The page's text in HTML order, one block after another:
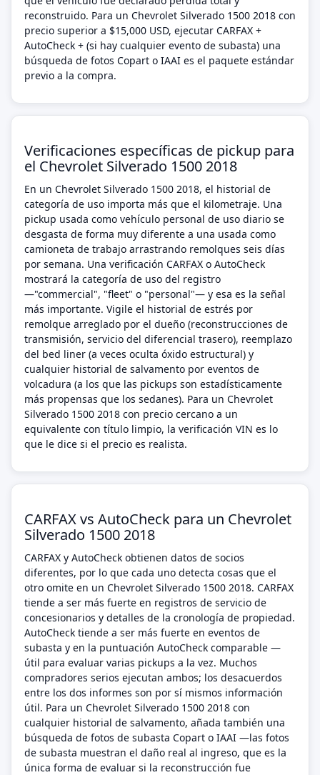
reconstruido. Para un Chevrolet Silverado 1500 2018 con
precio superior a $15,000 USD, ejecutar CARFAX +
AutoCheck + (si hay cualquier evento de subasta) una
búsqueda de fotos Copart o IAAI es el paquete estándar
previo a la compra.
Verificaciones específicas de pickup para
el Chevrolet Silverado 1500 2018
En un Chevrolet Silverado 1500 2018, el historial de
categoría de uso importa más que el kilometraje. Una
pickup usada como vehículo personal de uso diario se
desgasta de forma muy diferente a una usada como
camioneta de trabajo arrastrando remolques seis días
por semana. Una verificación CARFAX o AutoCheck
mostrará la categoría de uso del registro
—"commercial", "fleet" o "personal"— y esa es la señal
más importante. Vigile el historial de estrés por
remolque arreglado por el dueño (reconstrucciones de
transmisión, servicio del diferencial trasero), reemplazo
del bed liner (a veces oculta óxido estructural) y
cualquier historial de salvamento por eventos de
volcadura (a los que las pickups son estadísticamente
más propensas que los sedanes). Para un Chevrolet
Silverado 1500 2018 con precio cercano a un
equivalente con título limpio, la verificación VIN es lo
que le dice si el precio es realista.
CARFAX vs AutoCheck para un Chevrolet
Silverado 1500 2018
CARFAX y AutoCheck obtienen datos de socios
diferentes, por lo que cada uno detecta cosas que el
otro omite en un Chevrolet Silverado 1500 2018. CARFAX
tiende a ser más fuerte en registros de servicio de
concesionarios y detalles de la cronología de propiedad.
AutoCheck tiende a ser más fuerte en eventos de
subasta y en la puntuación AutoCheck comparable —
útil para evaluar varias pickups a la vez. Muchos
compradores serios ejecutan ambos; los desacuerdos
entre los dos informes son por sí mismos información
útil. Para un Chevrolet Silverado 1500 2018 con
cualquier historial de salvamento, añada también una
búsqueda de fotos de subasta Copart o IAAI —las fotos
de subasta muestran el daño real al ingreso, que es la
única forma de evaluar si la reconstrucción fue